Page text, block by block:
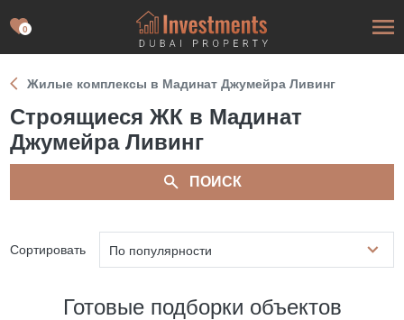
0
Жилые комплексы в Мадинат Джумейра Ливинг
Строящиеся ЖК в Мадинат
Джумейра Ливинг
ПОИСК
Сортировать По популярности
Готовые подборки объектов